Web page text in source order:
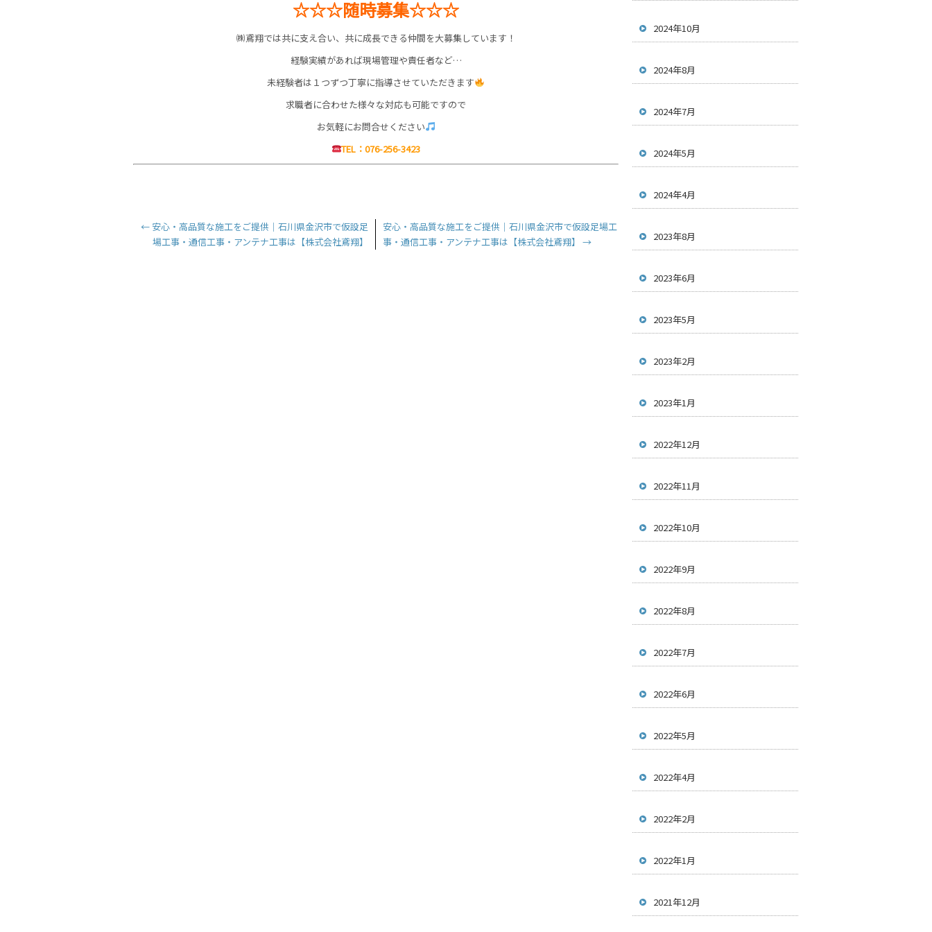
☆☆☆随時募集☆☆☆
㈱鳶翔では共に支え合い、共に成長できる仲間を大募集しています！
経験実績があれば現場管理や責任者など…
未経験者は１つずつ丁寧に指導させていただきます
求職者に合わせた様々な対応も可能ですので
お気軽にお問合せください
TEL：076-256-3423
← 安心・高品質な施工をご提供｜石川県金沢市で仮設足
場工事・通信工事・アンテナ工事は【株式会社鳶翔】
安心・高品質な施工をご提供｜石川県金沢市で仮設足場工
事・通信工事・アンテナ工事は【株式会社鳶翔】 →
2024年10月
2024年8月
2024年7月
2024年5月
2024年4月
2023年8月
2023年6月
2023年5月
2023年2月
2023年1月
2022年12月
2022年11月
2022年10月
2022年9月
2022年8月
2022年7月
2022年6月
2022年5月
2022年4月
2022年2月
2022年1月
2021年12月